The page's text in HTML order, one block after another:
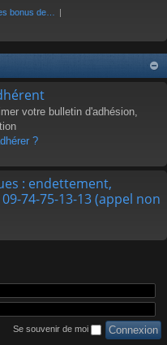
bonus de…
votre bulletin d'adhésion,
?
: endettement,
74-75-13-13 (appel non
Se souvenir de moi